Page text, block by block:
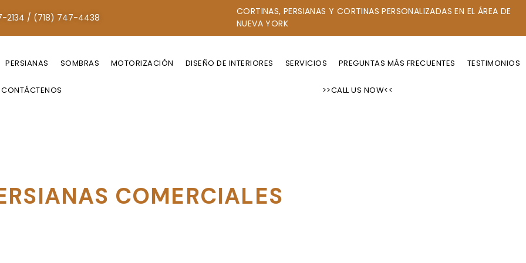
2134 / (718) 747-4438
CORTINAS, PERSIANAS Y CORTINAS PERSONALIZADAS EN EL ÁREA DE
NUEVA YORK
PERSIANAS SOMBRAS MOTORIZACIÓN DISEÑO DE INTERIORES SERVICIOS PREGUNTAS MÁS FRECUENTES TESTIMONIOS
CONTÁCTENOS >>CALL US NOW<<
COMERCIALES